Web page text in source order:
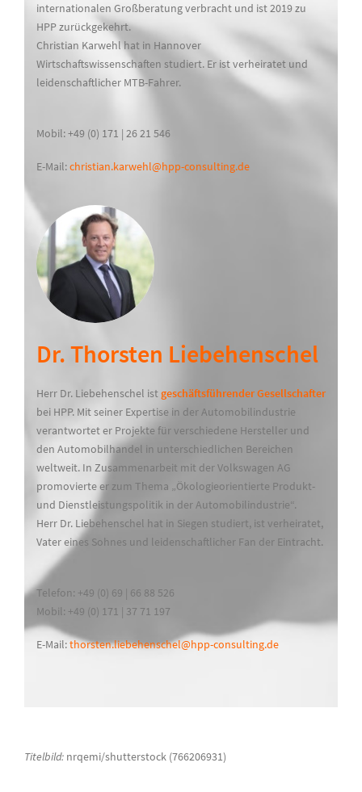
internationalen Großberatung verbracht und ist 2019 zu
HPP zurückgekehrt.
Christian Karwehl hat in Hannover
Wirtschaftswissenschaften studiert. Er ist verheiratet und
leidenschaftlicher MTB-Fahrer.
Mobil: +49 (0) 171 | 26 21 546
E-Mail:christian.karwehl@hpp-consulting.de
Dr. Thorsten Liebehenschel
Herr Dr. Liebehenschel istgeschäftsführender Gesellschafter
bei HPP. Mit seiner Expertise in der Automobilindustrie
verantwortet er Projekte für verschiedene Hersteller und
den Automobilhandel in unterschiedlichen Bereichen
weltweit. In Zusammenarbeit mit der Volkswagen AG
promovierte er zum Thema „Ökologieorientierte Produkt-
und Dienstleistungspolitik in der Automobilindustrie“.
Herr Dr. Liebehenschel hat in Siegen studiert, ist verheiratet,
Vater eines Sohnes und leidenschaftlicher Fan der Eintracht.
Telefon: +49 (0) 69 | 66 88 526
Mobil: +49 (0) 171 | 37 71 197
E-Mail:thorsten.liebehenschel@hpp-consulting.de
Titelbild: nrqemi/shutterstock (766206931)